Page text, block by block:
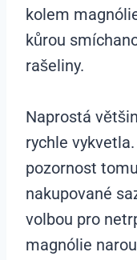
kolem
kůrou
rašeliny.
Naprostá
rychle
pozornost
nakupované
volbou pro
magnólie